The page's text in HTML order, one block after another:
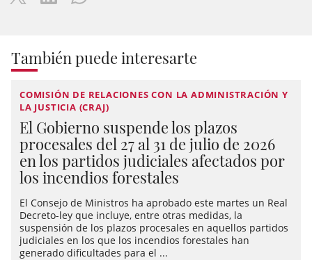
También puede interesarte
COMISIÓN DE RELACIONES CON LA ADMINISTRACIÓN Y
LA JUSTICIA (CRAJ)
El Gobierno suspende los plazos
procesales del 27 al 31 de julio de 2026
en los partidos judiciales afectados por
los incendios forestales
El Consejo de Ministros ha aprobado este martes un Real
Decreto-ley que incluye, entre otras medidas, la
suspensión de los plazos procesales en aquellos partidos
judiciales en los que los incendios forestales han
generado dificultades para el ...